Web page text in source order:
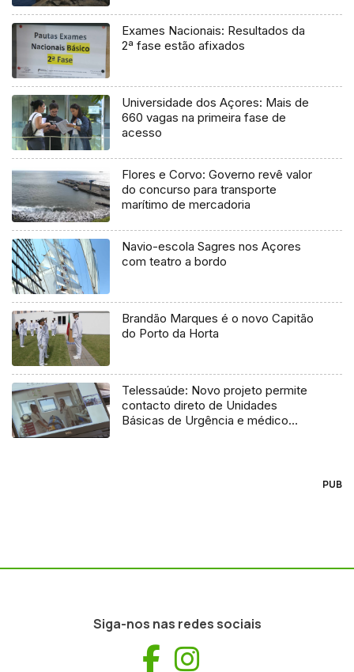
Exames Nacionais: Resultados da
2ª fase estão afixados
Universidade dos Açores: Mais de
660 vagas na primeira fase de
acesso
Flores e Corvo: Governo revê valor
do concurso para transporte
marítimo de mercadoria
Navio-escola Sagres nos Açores
com teatro a bordo
Brandão Marques é o novo Capitão
do Porto da Horta
Telessaúde: Novo projeto permite
contacto direto de Unidades
Básicas de Urgência e médico
PUB
Siga-nos nas redes sociais
Facebook